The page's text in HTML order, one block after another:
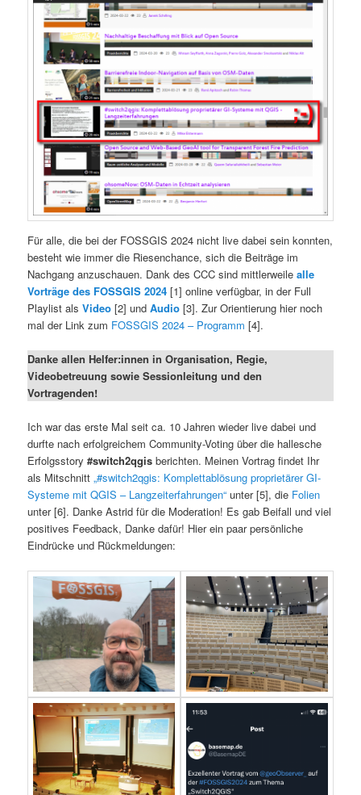
Für alle, die bei der FOSSGIS 2024 nicht live dabei sein konnten,
besteht wie immer die Riesenchance, sich die Beiträge im
Nachgang anzuschauen. Dank des CCC sind mittlerweilealle
Vorträge des FOSSGIS 2024 [1] online verfügbar, in der Full
Playlist alsVideo [2] undAudio [3]. Zur Orientierung hier noch
mal der Link zum FOSSGIS 2024 – Programm [4].
Danke allen Helfer:innen in Organisation, Regie,
Videobetreuung sowie Sessionleitung und den
Vortragenden!
Ich war das erste Mal seit ca. 10 Jahren wieder live dabei und
durfte nach erfolgreichem Community-Voting über die hallesche
Erfolgsstory#switch2qgis berichten. Meinen Vortrag findet Ihr
als Mitschnitt„#switch2qgis: Komplettablösung proprietärer GI-
Systeme mit QGIS – Langzeiterfahrungen“ unter [5], die Folien
unter [6]. Danke Astrid für die Moderation! Es gab Beifall und viel
positives Feedback, Danke dafür! Hier ein paar persönliche
Eindrücke und Rückmeldungen: